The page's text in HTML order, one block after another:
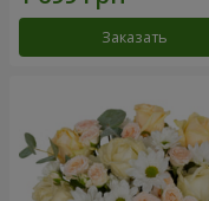
Заказать